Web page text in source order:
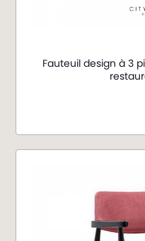
Fauteuil design à 3